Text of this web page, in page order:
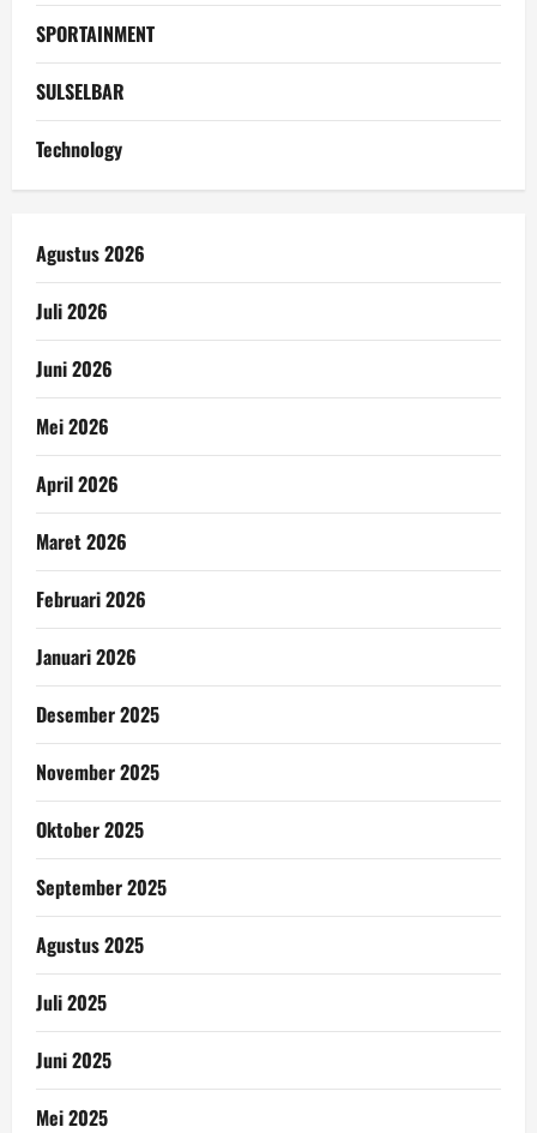
SPORTAINMENT
SULSELBAR
Technology
Agustus 2026
Juli 2026
Juni 2026
Mei 2026
April 2026
Maret 2026
Februari 2026
Januari 2026
Desember 2025
November 2025
Oktober 2025
September 2025
Agustus 2025
Juli 2025
Juni 2025
Mei 2025